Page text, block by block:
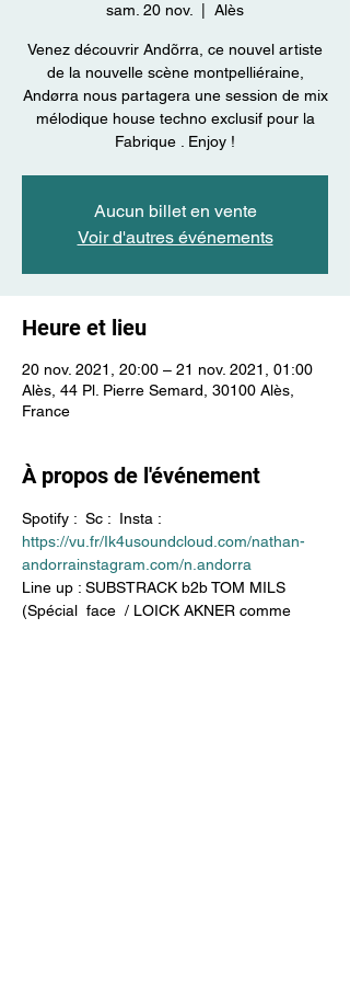
sam. 20 nov. Alès
Venez découvrir Andõrra, ce nouvel artiste
de la nouvelle scène montpelliéraine,
Andørra nous partagera une session de mix
mélodique house techno exclusif pour la
Fabrique . Enjoy !
Aucun billet en vente
Voir d'autres événements
Heure et lieu
20 nov. 2021, 20:00 – 21 nov. 2021, 01:00
Alès, 44 Pl. Pierre Semard, 30100 Alès,
France
À propos de l'événement
Spotify : Sc : Insta :
https://vu.fr/Ik4usoundcloud.com/nathan-
andorrainstagram.com/n.andorra
Line up : SUBSTRACK b2b TOM MILS
(Spécial  face  / LOICK AKNER comme